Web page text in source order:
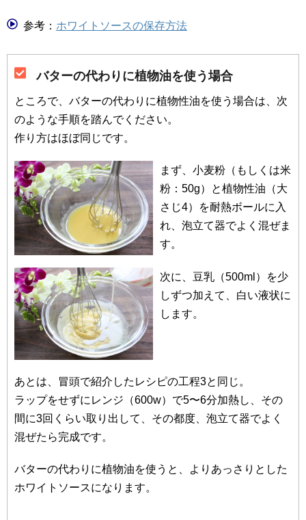
参考： ホワイトソースの保存方法
バターの代わりに植物油を使う場合
ところで、バターの代わりに植物性油を使う場合は、次
のような手順を踏んでください。
作り方はほぼ同じです。
まず、小麦粉（もしくは米
粉：50g）と植物性油（大
さじ4）を耐熱ボールに入
れ、泡立て器でよく混ぜま
す。
次に、豆乳（500ml）を少
しずつ加えて、白い液状に
します。
あとは、冒頭で紹介したレシピの工程3と同じ。
ラップをせずにレンジ（600w）で5〜6分加熱し、その
間に3回くらい取り出して、その都度、泡立て器でよく
混ぜたら完成です。
バターの代わりに植物油を使うと、よりあっさりとした
ホワイトソースになります。